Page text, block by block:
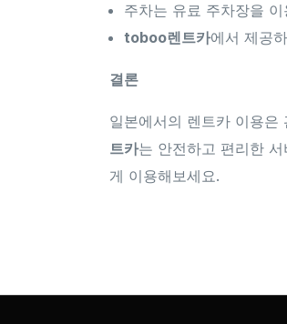
주차는 유료 주차장을
toboo렌트카에서 제공
결론
일본에서의 렌트카 이용은
트카는 안전하고 편리한
게 이용해보세요.